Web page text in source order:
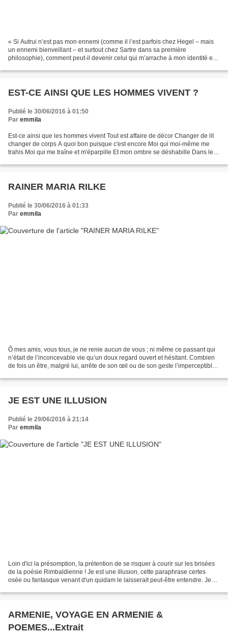
« Si Autrui n’est pas mon ennemi (comme il l’est parfois chez Hegel – mais
un ennemi bienveillant – et surtout chez Sartre dans sa première
philosophie), comment peut-il devenir celui qui m’arrache à mon identité et
EST-CE AINSI QUE LES HOMMES VIVENT ?
Publié le 30/06/2016 à 01:50
Par emmila
Est-ce ainsi que les hommes vivent Tout est affaire de décor Changer de lit
changer de corps A quoi bon puisque c'est encore Moi qui moi-même me
trahis Moi qui me traîne et m'éparpille Et mon ombre se déshabille Dans les
RAINER MARIA RILKE
Publié le 30/06/2016 à 01:33
Par emmila
Ô mes amis, vous tous, je ne renie aucun de vous ; ni même ce passant qui
n’était de l’inconcevable vie qu’un doux regard ouvert et hésitant. Combien
de fois un être, malgré lui, arrête de son œil ou de son geste l’imperceptible
JE EST UNE ILLUSION
Publié le 29/06/2016 à 21:14
Par emmila
Loin d'ici la présomption, la prétention de se risquer à courir sur les brisées
de la poésie Rimbaldienne ! Je est une illusion, cette paraphrase certes
osée ou fantasque venant d'un quidam le laisserait peut-être entendre. Je
ARMENIE, VOYAGE EN ARMENIE &
POEMES...Extrait